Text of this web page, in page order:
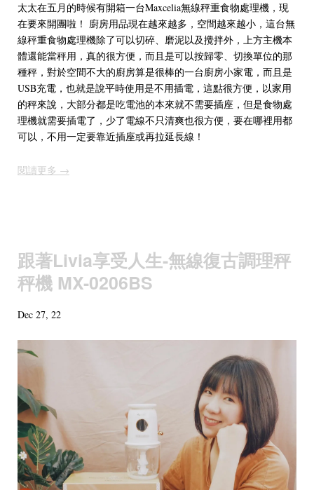
太太在五月的時候有開箱一台Maxcelia無線秤重食物處理機，現
在要來開團啦！ 廚房用品現在越來越多，空間越來越小，這台無
線秤重食物處理機除了可以切碎、磨泥以及攪拌外，上方主機本
體還能當秤用，真的很方便，而且是可以按歸零、切換單位的那
種秤，對於空間不大的廚房算是很棒的一台廚房小家電，而且是
USB充電，也就是說平時使用是不用插電，這點很方便，以家用
的秤來說，大部分都是吃電池的本來就不需要插座，但是食物處
理機就需要插電了，少了電線不只清爽也很方便，要在哪裡用都
可以，不用一定要靠近插座或再拉延長線！
閱讀更多 →
跟著Livia享受人生-無線復古調理秤
秤機 MX-0206BS
Dec 27, 22